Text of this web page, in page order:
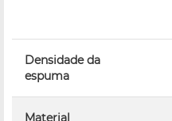
Densidade da
espuma
Material